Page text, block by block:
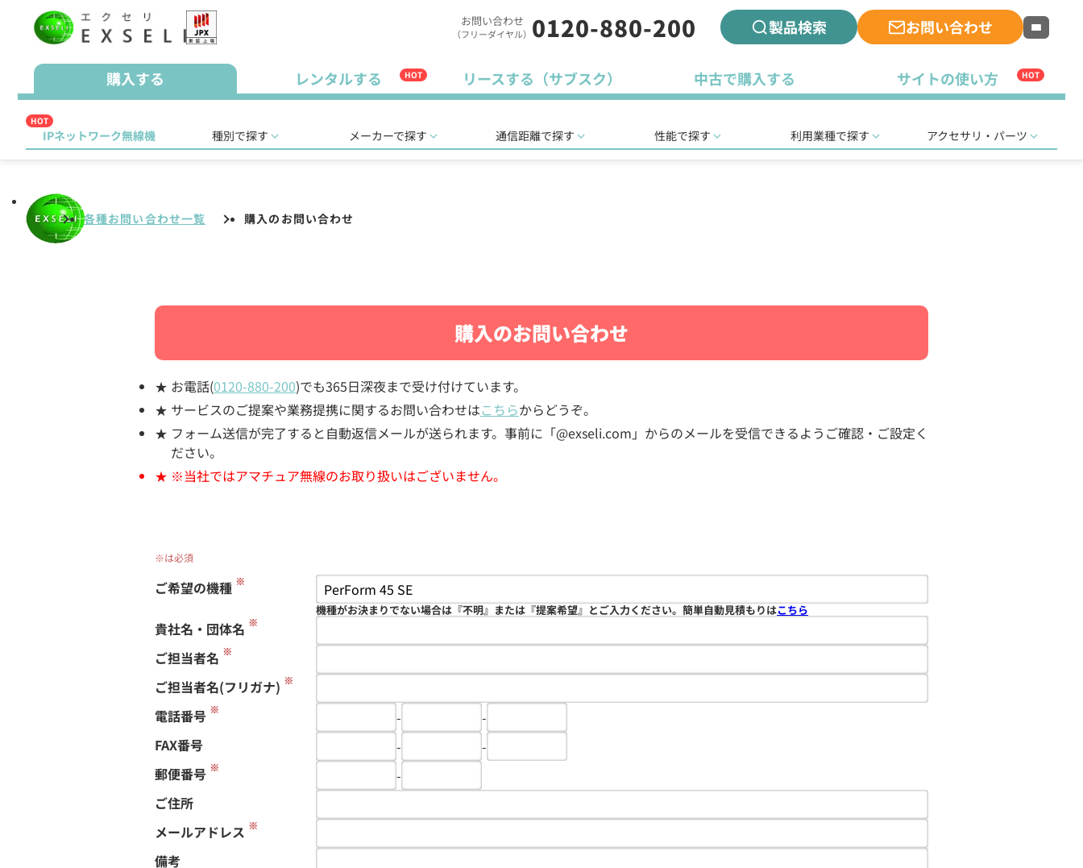
お問い合わせ
（フリーダイヤル） 0120-880-200 製品検索 お問い合わせ
購入する レンタルする HOT リースする（サブスク） 中古で購入する サイトの使い方 HOT
HOT
IPネットワーク無線機 種別で探す メーカーで探す 通信距離で探す 性能で探す 利用業種で探す アクセサリ・パーツ
各種お問い合わせ一覧 購入のお問い合わせ
購入のお問い合わせ
お電話(0120-880-200)でも365日深夜まで受け付けています。
サービスのご提案や業務提携に関するお問い合わせはこちらからどうぞ。
フォーム送信が完了すると自動返信メールが送られます。事前に「@exseli.com」からのメールを受信できるようご確認・ご設定く
ださい。
※当社ではアマチュア無線のお取り扱いはございません。
※は必須
ご希望の機種 ※
機種がお決まりでない場合は『不明』または『提案希望』とご入力ください。簡単自動見積もりはこちら
貴社名・団体名 ※
ご担当者名 ※
ご担当者名(フリガナ) ※
電話番号 ※ -
-
FAX番号
-
-
郵便番号 ※
-
ご住所
メールアドレス ※
備考